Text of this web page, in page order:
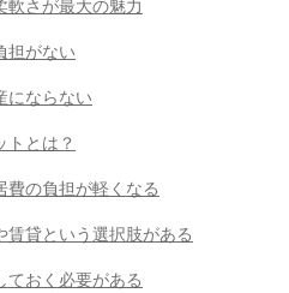
軟さが最大の魅力
担がない
にならない
トとは？
費の負担が軽くなる
賃貸という選択肢がある
ておく必要がある